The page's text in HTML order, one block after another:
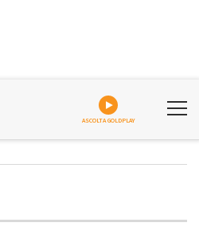
ASCOLTA GOLDPLAY